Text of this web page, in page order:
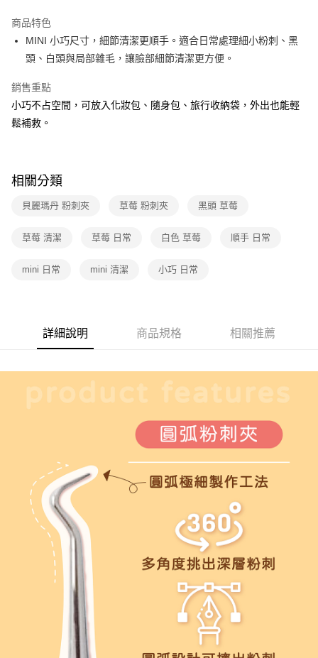
運送方式
全家取貨付款
免運費
常溫-付款後全家取貨
免運費
商品特色
MINI 小巧尺寸，細節清潔更順手。適合日常處理細小粉刺、黑
頭、白頭與局部雜毛，讓臉部細節清潔更方便。
銷售重點
小巧不占空間，可放入化妝包、隨身包、旅行收納袋，外出也能輕
鬆補救。
相關分類
貝麗瑪丹 粉刺夾 草莓 粉刺夾 黑頭 草莓
草莓 清潔 草莓 日常 白色 草莓 順手 日常
mini 日常 mini 清潔 小巧 日常
詳細說明 商品規格 相關推薦